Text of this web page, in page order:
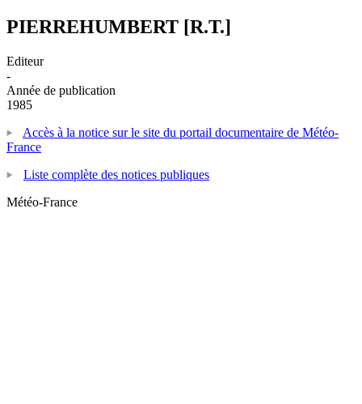
PIERREHUMBERT [R.T.]
Editeur
-
Année de publication
1985
Accès à la notice sur le site du portail documentaire de Météo-
France
Liste complète des notices publiques
Météo-France